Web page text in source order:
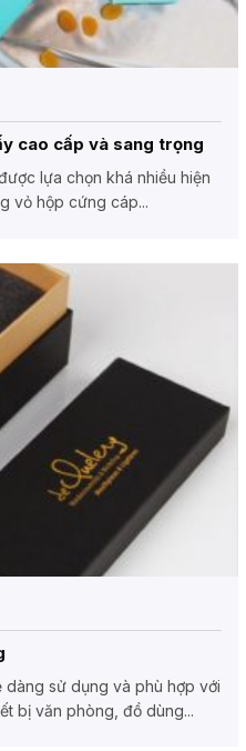
cao cấp và sang trọng
lựa chọn khá nhiều hiện
vỏ hộp cứng cáp...
sử dụng và phù hợp với
bị văn phòng, đồ dùng...